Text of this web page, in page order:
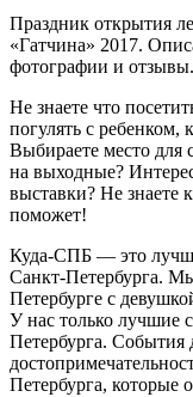
Праздник открытия
«Гатчина» 2017.
фотографии и
Не знаете что
погулять с ребенком,
Выбираете место для
на выходные?
выставки? Не знаете
поможет!
Куда-СПБ — это
Санкт-Петербурга.
Петербурге с
У нас только лучшие
Петербурга. События
Петербурга, которые